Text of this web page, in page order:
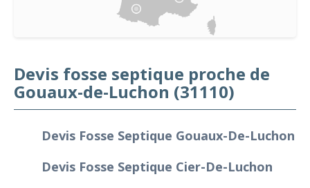
Devis fosse septique proche de
Gouaux-de-Luchon (31110)
Devis Fosse Septique Gouaux-De-Luchon
Devis Fosse Septique Cier-De-Luchon